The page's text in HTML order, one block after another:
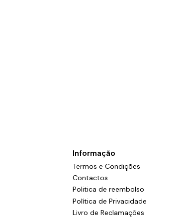
Informação
Termos e Condições
Contactos
Politica de reembolso
Política de Privacidade
Livro de Reclamações